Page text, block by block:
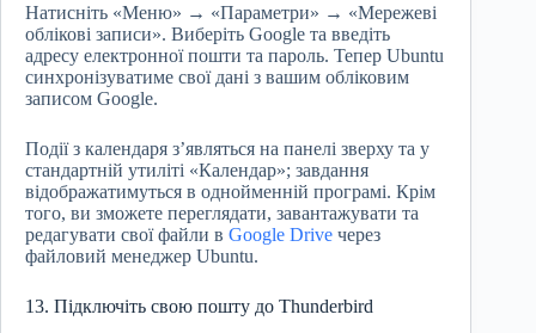
Натисніть «Меню» → «Параметри» → «Мережеві
облікові записи». Виберіть Google та введіть
адресу електронної пошти та пароль. Тепер Ubuntu
синхронізуватиме свої дані з вашим обліковим
записом Google.
Події з календаря з’являться на панелі зверху та у
стандартній утиліті «Календар»; завдання
відображатимуться в однойменній програмі. Крім
того, ви зможете переглядати, завантажувати та
редагувати свої файли в Google Drive через
файловий менеджер Ubuntu.
13. Підключіть свою пошту до Thunderbird